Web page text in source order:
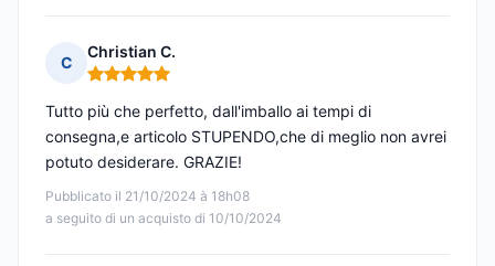
C
Christian C.
Nota: 5 su 5
Pubblicato il 21/10/2024 à 18h08
a seguito di un acquisto di 10/10/2024
Tutto più che perfetto, dall'imballo ai tempi di
consegna,e articolo STUPENDO,che di meglio non avrei
potuto desiderare. GRAZIE!